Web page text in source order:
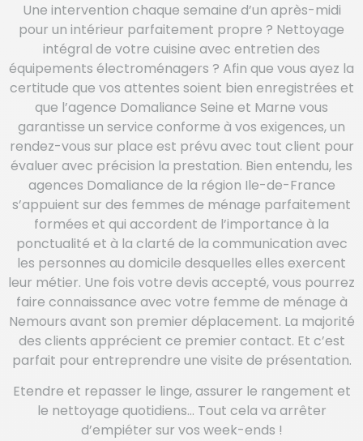
Une intervention chaque semaine d’un après-midi
pour un intérieur parfaitement propre ? Nettoyage
intégral de votre cuisine avec entretien des
équipements électroménagers ? Afin que vous ayez la
certitude que vos attentes soient bien enregistrées et
que l’agence Domaliance Seine et Marne vous
garantisse un service conforme à vos exigences, un
rendez-vous sur place est prévu avec tout client pour
évaluer avec précision la prestation. Bien entendu, les
agences Domaliance de la région Ile-de-France
s’appuient sur des femmes de ménage parfaitement
formées et qui accordent de l’importance à la
ponctualité et à la clarté de la communication avec
les personnes au domicile desquelles elles exercent
leur métier. Une fois votre devis accepté, vous pourrez
faire connaissance avec votre femme de ménage à
Nemours avant son premier déplacement. La majorité
des clients apprécient ce premier contact. Et c’est
parfait pour entreprendre une visite de présentation.
Etendre et repasser le linge, assurer le rangement et
le nettoyage quotidiens… Tout cela va arrêter
d’empiéter sur vos week-ends !